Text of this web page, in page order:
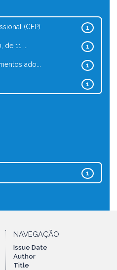
1
(CFP)
1
11 ...
1
ado...
1
1
NAVEGAÇÃO
Issue Date
Author
Title